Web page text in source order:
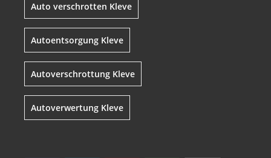
Auto verschrotten Kleve
Autoentsorgung Kleve
Autoverschrottung Kleve
Autoverwertung Kleve